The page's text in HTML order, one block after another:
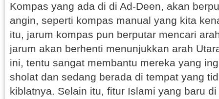
Kompas yang ada di di Ad-Deen, akan
angin, seperti kompas manual yang kita
itu, jarum kompas pun berputar mencari
jarum akan berhenti menunjukkan arah
ini, tentu sangat membantu mereka yang
sholat dan sedang berada di tempat yang
kiblatnya. Selain itu, fitur Islami yang baru